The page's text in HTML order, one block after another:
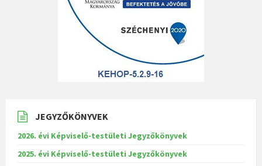
JEGYZŐKÖNYVEK
2026. évi Képviselő-testületi Jegyzőkönyvek
2025. évi Képviselő-testületi Jegyzőkönyvek